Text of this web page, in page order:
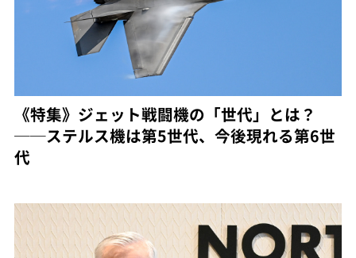
《特集》ジェット戦闘機の「世代」とは？
──ステルス機は第5世代、今後現れる第6世
代